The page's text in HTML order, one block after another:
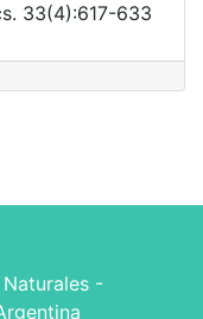
33(4):617-633
-